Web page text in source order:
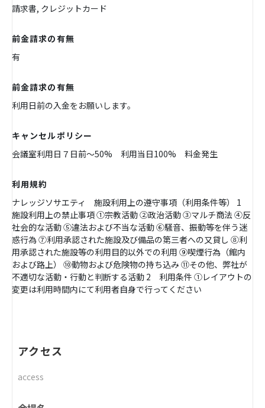
請求書, クレジットカード
前金請求の有無
有
前金請求の有無
利用日前の入金をお願いします。
キャンセルポリシー
会議室利用日７日前〜50% 利用当日100% 料金発生
利用規約
ナレッジソサエティ 施設利用上の遵守事項（利用条件等） 1
施設利用上の禁止事項 ①宗教活動 ②政治活動 ③マルチ商法 ④反
社会的な活動 ⑤違法および不当な活動 ⑥騒音、振動等を伴う迷
惑行為 ⑦利用承認された施設及び備品の第三者への又貸し ⑧利
用承認された施設等の利用目的以外での利用 ⑨喫煙行為（館内
および路上） ⑩動物および危険物の持ち込み ⑪その他、弊社が
不適切な活動・行動と判断する活動 2 利用条件 ①レイアウトの
変更は利用時間内にて利用者自身で行ってください
アクセス
access